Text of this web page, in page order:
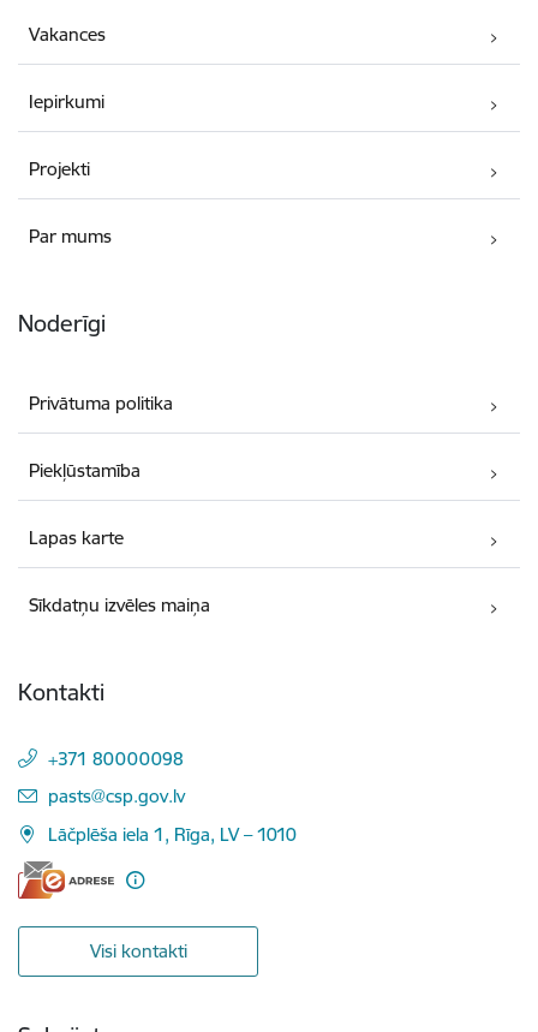
Vakances
Iepirkumi
Projekti
Par mums
Noderīgi
Privātuma politika
Piekļūstamība
Lapas karte
Sīkdatņu izvēles maiņa
Kontakti
+371 80000098
E-pasts:
pasts@csp.gov.lv
Lāčplēša iela 1, Rīga, LV – 1010
Visi kontakti